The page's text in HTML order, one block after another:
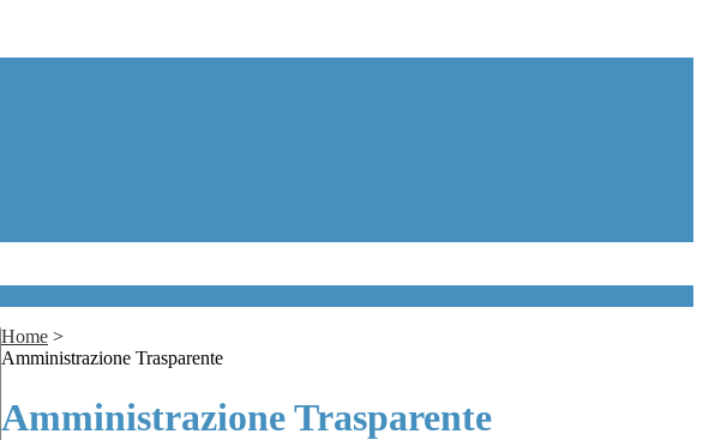
Home >
Amministrazione Trasparente
Amministrazione Trasparente